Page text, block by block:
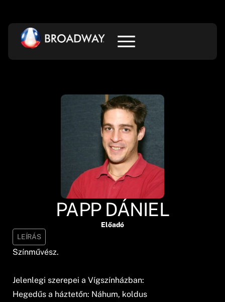
PAPP DÁNIEL
Előadó
LEÍRÁS
Színművész.
Jelenlegi szerepei a Vígszínházban:
Hegedűs a háztetőn: Náhum, koldus